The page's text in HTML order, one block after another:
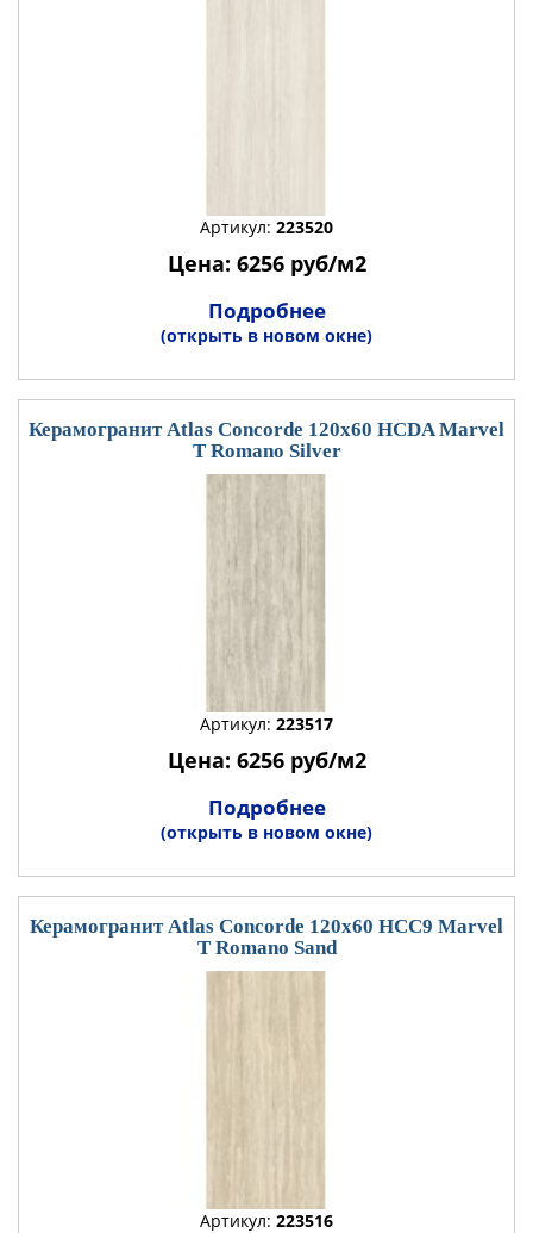
Артикул: 223520
Цена: 6256 руб/м2
Подробнее
(открыть в новом окне)
Керамогранит Atlas Concorde 120x60 HCDA Marvel
T Romano Silver
Артикул: 223517
Цена: 6256 руб/м2
Подробнее
(открыть в новом окне)
Керамогранит Atlas Concorde 120x60 HCC9 Marvel
T Romano Sand
Артикул: 223516